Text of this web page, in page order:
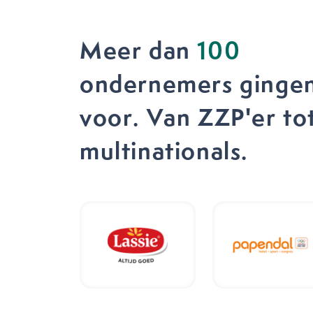
Meer dan100
ondernemers
voor. Van ZZP'er
multinationals.